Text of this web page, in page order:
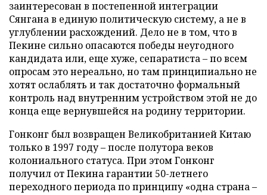
заинтересован в постепенной интеграции
Сянгана в единую политическую систему, а не в
углублении расхождений. Дело не в том, что в
Пекине сильно опасаются победы неугодного
кандидата или, еще хуже, сепаратиста – по всем
опросам это нереально, но там принципиально не
хотят ослаблять и так достаточно формальный
контроль над внутренним устройством этой не до
конца еще вернувшейся на родину территории.
Гонконг был возвращен Великобританией Китаю
только в 1997 году – после полутора веков
колониального статуса. При этом Гонконг
получил от Пекина гарантии 50-летнего
переходного периода по принципу «одна страна –